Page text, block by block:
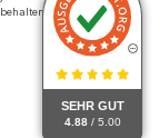
SEHR GUT
4.88 / 5.00